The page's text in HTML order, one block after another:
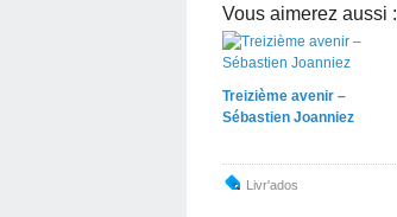
Vous aimerez aussi :
Treizième avenir –
Sébastien Joanniez
Livr'ados